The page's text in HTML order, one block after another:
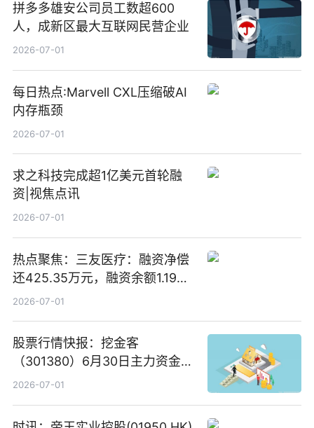
拼多多雄安公司员工数超600
人，成新区最大互联网民营企业
2026-07-01
每日热点:Marvell CXL压缩破AI
内存瓶颈
2026-07-01
求之科技完成超1亿美元首轮融
资|视焦点讯
2026-07-01
热点聚焦：三友医疗：融资净偿
还425.35万元，融资余额1.19亿
元
2026-07-01
股票行情快报：挖金客
（301380）6月30日主力资金净
买入385.83万元_头条焦点
2026-07-01